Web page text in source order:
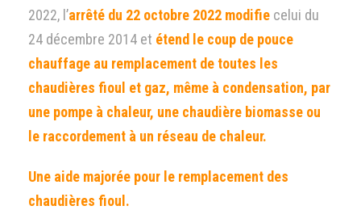
2022, l’arrêté du 22 octobre 2022 modifie celui du
24 décembre 2014 et étend le coup de pouce
chauffage au remplacement de toutes les
chaudières fioul et gaz, même à condensation, par
une pompe à chaleur, une chaudière biomasse ou
le raccordement à un réseau de chaleur.
Une aide majorée pour le remplacement des
chaudières fioul.